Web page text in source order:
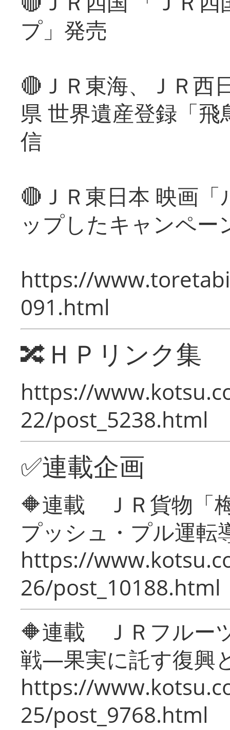
プ」発売
🔴ＪＲ東海、ＪＲ西
県 世界遺産登録「
信
🔴ＪＲ東日本 映画
ップしたキャンペー
https://
091.html
🔀ＨＰリンク集
https://
22/post_5238.html
✅連載企画
🔶連載 ＪＲ貨物「
プッシュ・プル運転
https://
26/post_10188.html
🔶連載 ＪＲフルー
戦―果実に託す復興
https://
25/post_9768.html